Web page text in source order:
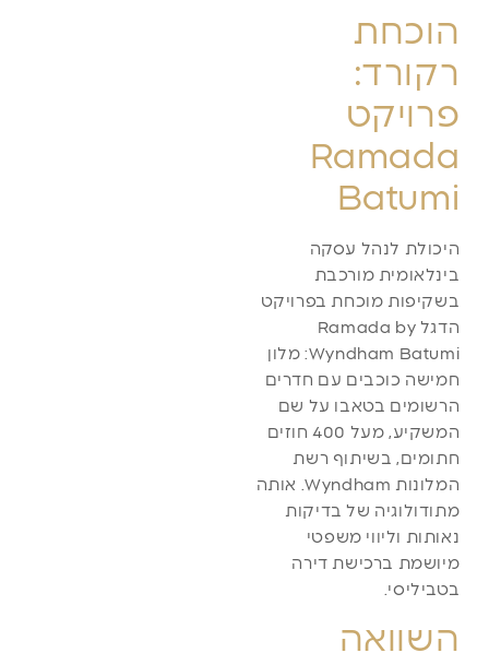
הוכחת
רקורד:
פרויקט
Ramada
Batumi
היכולת לנהל עסקה
בינלאומית מורכבת
בשקיפות מוכחת בפרויקט
הדגל Ramada by
Wyndham Batumi: מלון
חמישה כוכבים עם חדרים
הרשומים בטאבו על שם
המשקיע, מעל 400 חוזים
חתומים, בשיתוף רשת
המלונות Wyndham. אותה
מתודולוגיה של בדיקות
נאותות וליווי משפטי
מיושמת ברכישת דירה
בטביליסי.
השוואה